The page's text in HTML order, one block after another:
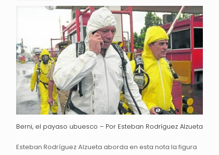
Berni, el payaso ubuesco – Por Esteban Rodríguez Alzueta
Esteban Rodríguez Alzueta aborda en esta nota la figura